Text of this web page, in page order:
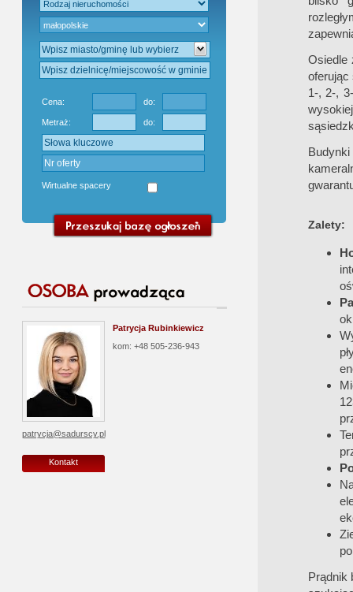
Cena: do:
Metraż: do:
Wirtualne spacery
Patrycja Rubinkiewicz
kom: +48 505-236-943
patrycja@sadurscy.pl
Kontakt
Osiedle
oferując
1-, 2-,
Zalety:
Prądnik